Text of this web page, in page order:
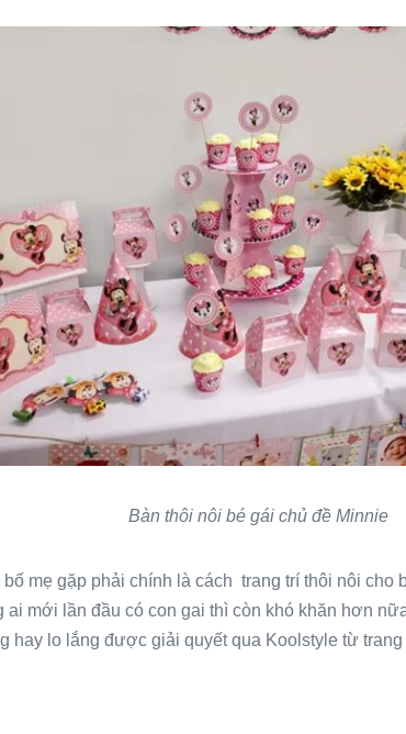
Bàn thôi nôi bé gái chủ đề Minnie
mẹ gặp phải chính là cách trang trí thôi nôi cho
mới lần đầu có con gai thì còn khó khăn hơn
hay lo lắng được giải quyết qua Koolstyle từ